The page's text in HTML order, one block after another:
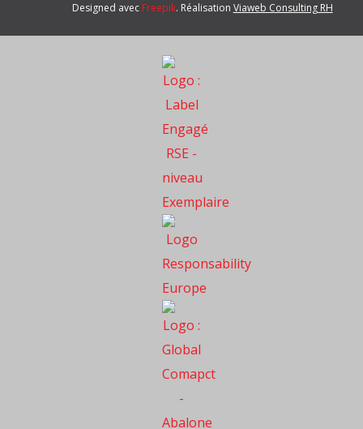
Designed avec Freepik. Réalisation Viaweb Consulting RH